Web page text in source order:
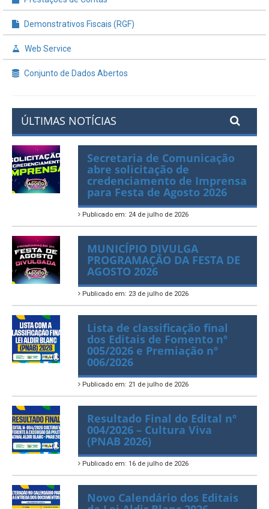
Prestações de Contas
Demonstrativos Fiscais (RGF)
Web Service
ÚLTIMAS NOTÍCIAS
Secretaria de Comunicação
abre solicitação de
credenciamento de Imprensa
para Festa de Agosto 2026
MUNICÍPIO DIVULGA
PROGRAMAÇÃO DA FESTA DE
AGOSTO 2026
Lista de classificação final
dos Editais de Fomento nº
005/2026 e Premiação nº
006/2026
Resultado Final do Edital nº
004/2026 – Cultura Viva
(PNAB 2026)